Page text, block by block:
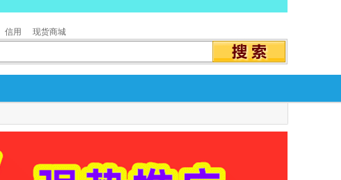
信用 现货商城